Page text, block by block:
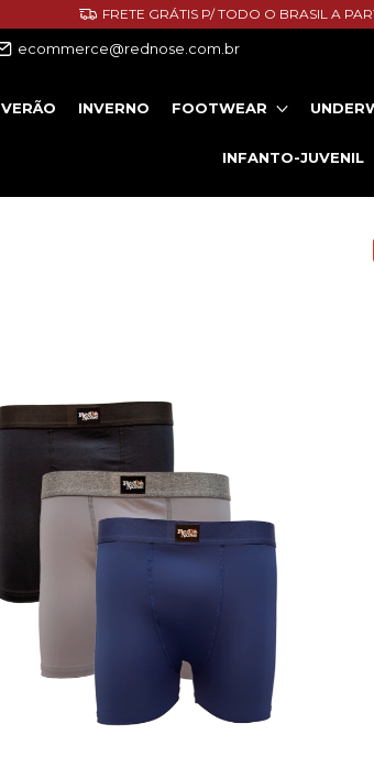
FRETE GRÁTIS P/ TODO O BRASIL A
ecommerce@rednose.com.br
VERÃO INVERNO FOOTWEAR
INFANTO-JUVENIL